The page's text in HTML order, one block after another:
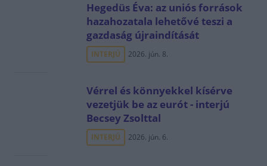
Hegedüs Éva: az uniós források
hazahozatala lehetővé teszi a
gazdaság újraindítását
INTERJÚ 2026. jún. 8.
Vérrel és könnyekkel kísérve
vezetjük be az eurót - interjú
Becsey Zsolttal
INTERJÚ 2026. jún. 6.